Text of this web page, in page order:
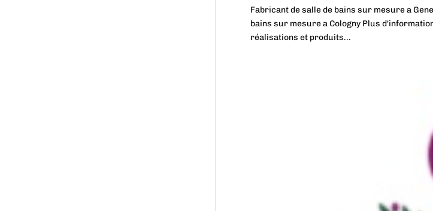
Fabricant de salle de bains sur mesure a
bains sur mesure a Cologny Plus
réalisations et produits...